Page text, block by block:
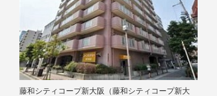
藤和シティコープ新大阪（藤和シティコープ新大